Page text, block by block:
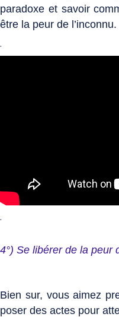
paradoxe et savoir
être la peur de l’inconnu.
.
.
4°) Se libérer de la peur
Bien sur, vous aimez
poser des actes pour